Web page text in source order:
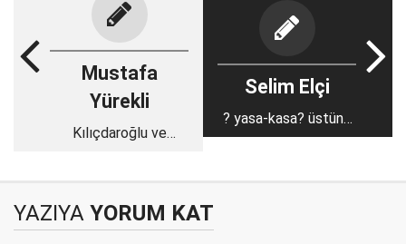
Mustafa
Yürekli
Kılıçdaroğlu ve
Selim Elçi
? yasa-kasa? üstüne
basa basa?.
YAZIYA YORUM KAT